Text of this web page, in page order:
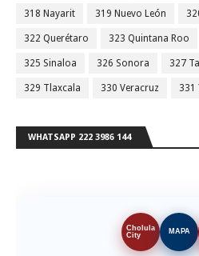
318 Nayarit 319 Nuevo León
322 Querétaro 323 Quintana Roo
325 Sinaloa 326 Sonora 327
329 Tlaxcala 330 Veracruz 331
WHATSAPP 222 3986 144
Cholula
City
MAPA